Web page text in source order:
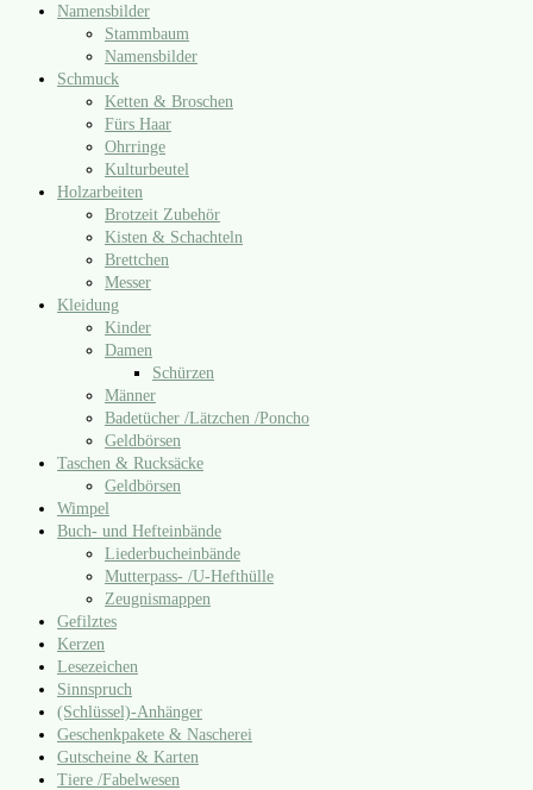
Namensbilder
Stammbaum
Namensbilder
Schmuck
Ketten & Broschen
Fürs Haar
Ohrringe
Kulturbeutel
Holzarbeiten
Brotzeit Zubehör
Kisten & Schachteln
Brettchen
Messer
Kleidung
Kinder
Damen
Schürzen
Männer
Badetücher /​Lätzchen /​Poncho
Geldbörsen
Taschen & Rucksäcke
Geldbörsen
Wimpel
Buch- und Hefteinbände
Liederbucheinbände
Mutterpass- /​U‑Hefthülle
Zeugnismappen
Gefilztes
Kerzen
Lesezeichen
Sinnspruch
(Schlüssel)-Anhänger
Geschenkpakete & Nascherei
Gutscheine & Karten
Tiere /​Fabelwesen